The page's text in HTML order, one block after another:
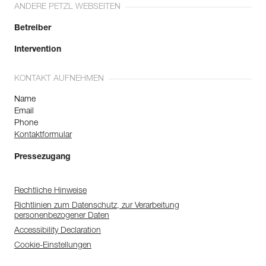
ANDERE PETZL WEBSEITEN
Betreiber
Intervention
KONTAKT AUFNEHMEN
Name
Email
Phone
Kontaktformular
Pressezugang
Rechtliche Hinweise
Richtlinien zum Datenschutz, zur Verarbeitung
personenbezogener Daten
Accessibility Declaration
Cookie-Einstellungen